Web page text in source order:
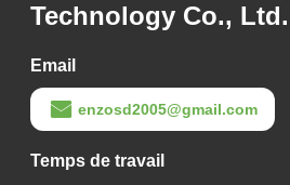
Technology Co., Ltd.
Email
enzosd2005@gmail.com
Temps de travail